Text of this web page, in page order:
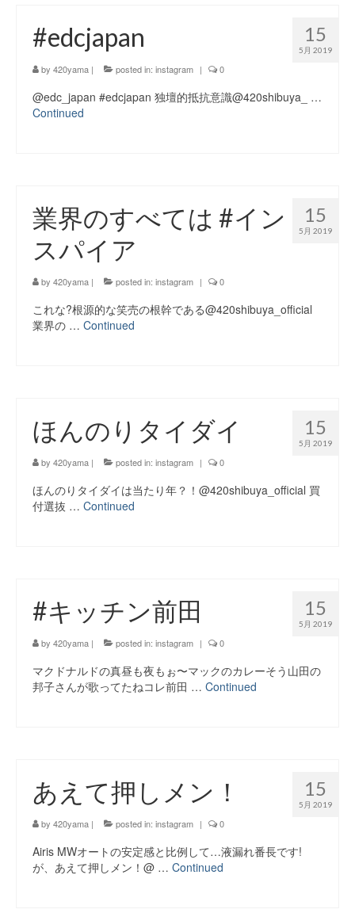
15
5月 2019
#edcjapan
by 420yama | posted in: instagram | 0
@edc_japan #edcjapan 独壇的抵抗意識@420shibuya_ …
Continued
15
5月 2019
業界のすべては #イン
スパイア
by 420yama | posted in: instagram | 0
これな?根源的な笑売の根幹である@420shibuya_official
業界の … Continued
15
5月 2019
ほんのりタイダイ
by 420yama | posted in: instagram | 0
ほんのりタイダイは当たり年？！@420shibuya_official 買
付選抜 … Continued
15
5月 2019
#キッチン前田
by 420yama | posted in: instagram | 0
マクドナルドの真昼も夜もぉ〜マックのカレーそう山田の
邦子さんが歌ってたねコレ前田 … Continued
15
5月 2019
あえて押しメン！
by 420yama | posted in: instagram | 0
Airis MWオートの安定感と比例して…液漏れ番長です!
が、あえて押しメン！@ … Continued